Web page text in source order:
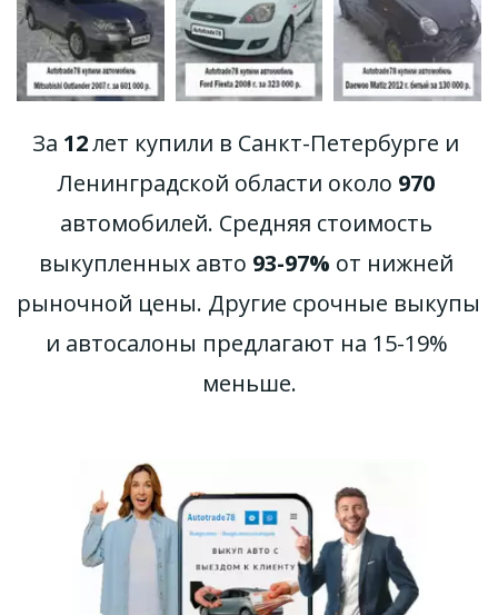
За 12 лет купили в Санкт-Петербурге и
Ленинградской области около 970
автомобилей. Средняя стоимость
выкупленных авто 93-97% от нижней
рыночной цены. Другие срочные выкупы
и автосалоны предлагают на 15-19%
меньше.